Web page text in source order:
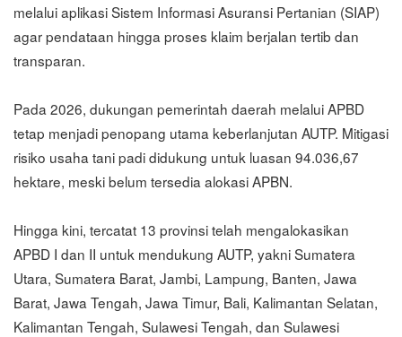
melalui aplikasi Sistem Informasi Asuransi Pertanian (SIAP)
agar pendataan hingga proses klaim berjalan tertib dan
transparan.
Pada 2026, dukungan pemerintah daerah melalui APBD
tetap menjadi penopang utama keberlanjutan AUTP. Mitigasi
risiko usaha tani padi didukung untuk luasan 94.036,67
hektare, meski belum tersedia alokasi APBN.
Hingga kini, tercatat 13 provinsi telah mengalokasikan
APBD I dan II untuk mendukung AUTP, yakni Sumatera
Utara, Sumatera Barat, Jambi, Lampung, Banten, Jawa
Barat, Jawa Tengah, Jawa Timur, Bali, Kalimantan Selatan,
Kalimantan Tengah, Sulawesi Tengah, dan Sulawesi